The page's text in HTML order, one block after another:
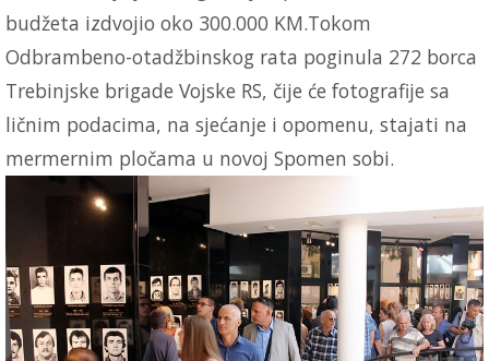
budžeta izdvojio oko 300.000 KM.Tokom
Odbrambeno-otadžbinskog rata poginula 272 borca
Trebinjske brigade Vojske RS, čije će fotografije sa
ličnim podacima, na sjećanje i opomenu, stajati na
mermernim pločama u novoj Spomen sobi.